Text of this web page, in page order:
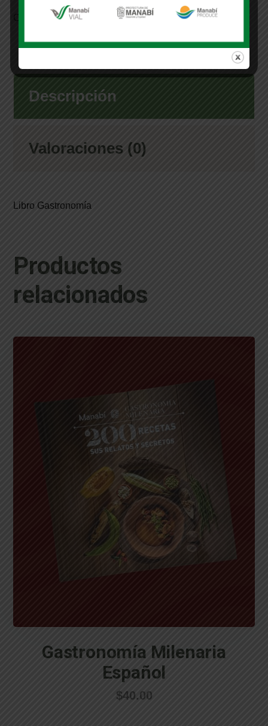
Categoría: Libros
Descripción
Valoraciones (0)
Libro Gastronomía
Productos
relacionados
Gastronomía Milenaria
Español
$40.00